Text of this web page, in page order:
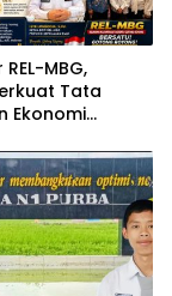
MBG,
Tata
Ekonomi